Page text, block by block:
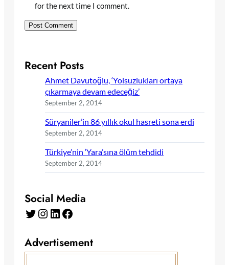
for the next time I comment.
Recent Posts
Ahmet Davutoğlu, ‘Yolsuzlukları ortaya
çıkarmaya devam edeceğiz’
September 2, 2014
Süryaniler’in 86 yıllık okul hasreti sona erdi
September 2, 2014
Türkiye’nin ‘Yara’sına ölüm tehdidi
September 2, 2014
Social Media
Twitter Instagram LinkedIn Facebook
Advertisement